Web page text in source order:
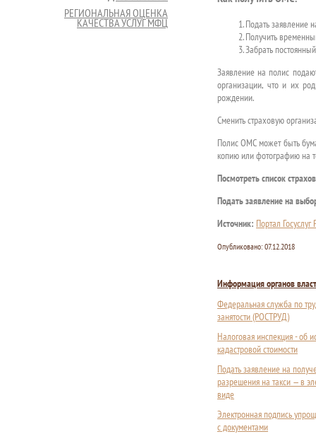
РЕГИОНАЛЬНАЯ ОЦЕНКА
КАЧЕСТВА УСЛУГ МФЦ
Подать заявление
Получить
Забрать
Заявление на полис
организации, что и их
рождении.
Сменить страховую
Полис ОМС может быть
копию или фотографию на
Посмотреть список
Подать заявление на
Источник: Портал Госуслуг
Опубликовано: 07.12.2018
Информация органов
Федеральная служба по
занятости (РОСТРУД)
Налоговая инспекция - об
кадастровой стоимости
Подать заявление на
разрешения на такси — в
виде
Электронная подпись
с документами